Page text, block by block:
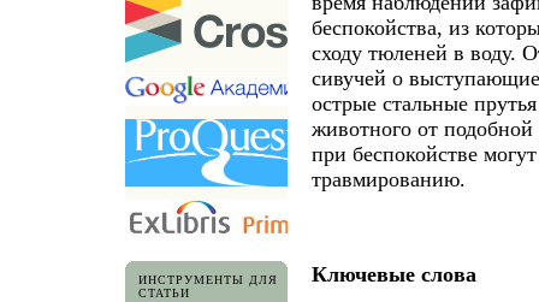
ИНСТРУМЕНТЫ ДЛЯ
СТАТЬИ
беспокойства, из
сходу тюленей в воду.
сивучей о
острые стальные
животного от
при беспокойстве
травмированию.
Ключевые слова